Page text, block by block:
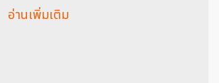
อ่านเพิ่มเติม